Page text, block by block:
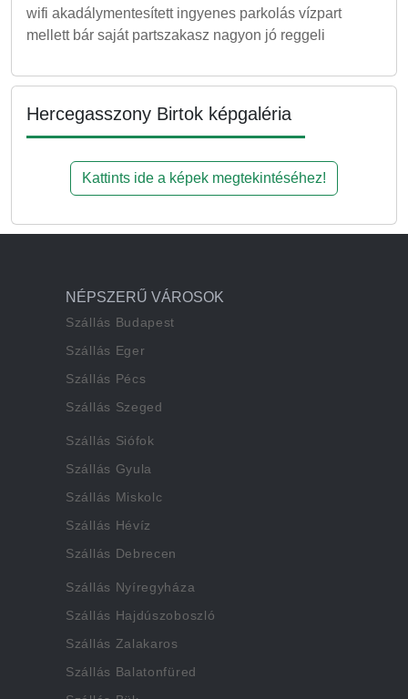
wifi akadálymentesített ingyenes parkolás vízpart
mellett bár saját partszakasz nagyon jó reggeli
Hercegasszony Birtok képgaléria
Kattints ide a képek megtekintéséhez!
NÉPSZERŰ VÁROSOK
Szállás Budapest
Szállás Eger
Szállás Pécs
Szállás Szeged
Szállás Siófok
Szállás Gyula
Szállás Miskolc
Szállás Hévíz
Szállás Debrecen
Szállás Nyíregyháza
Szállás Hajdúszoboszló
Szállás Zalakaros
Szállás Balatonfüred